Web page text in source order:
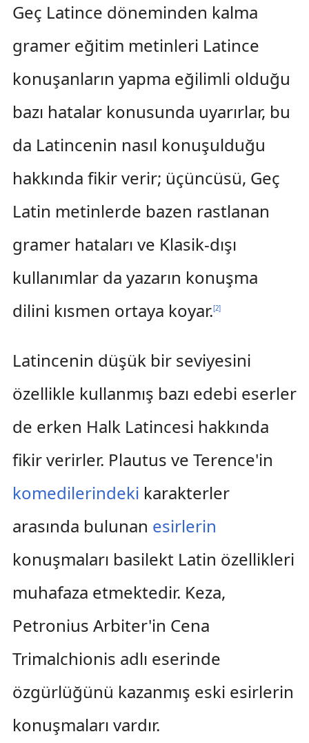
Geç Latince döneminden kalma
gramer eğitim metinleri Latince
konuşanların yapma eğilimli olduğu
bazı hatalar konusunda uyarırlar, bu
da Latincenin nasıl konuşulduğu
hakkında fikir verir; üçüncüsü, Geç
Latin metinlerde bazen rastlanan
gramer hataları ve Klasik-dışı
kullanımlar da yazarın konuşma
dilini kısmen ortaya koyar.[2]
Latincenin düşük bir seviyesini
özellikle kullanmış bazı edebi eserler
de erken Halk Latincesi hakkında
fikir verirler. Plautus ve Terence'in
komedilerindeki karakterler
arasında bulunan esirlerin
konuşmaları basilekt Latin özellikleri
muhafaza etmektedir. Keza,
Petronius Arbiter'in Cena
Trimalchionis adlı eserinde
özgürlüğünü kazanmış eski esirlerin
konuşmaları vardır.